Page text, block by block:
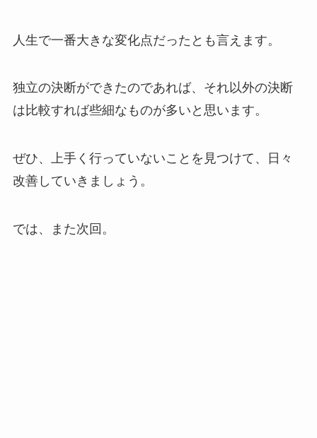
人生で一番大きな変化点だったとも言えます。
独立の決断ができたのであれば、それ以外の決断
は比較すれば些細なものが多いと思います。
ぜひ、上手く行っていないことを見つけて、日々
改善していきましょう。
では、また次回。